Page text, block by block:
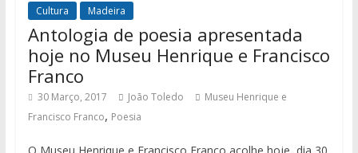
Cultura Madeira
Antologia de poesia apresentada
hoje no Museu Henrique e Francisco
Franco
30 Março, 2017 João Toledo
Museu Henrique e
Francisco Franco, Poesia